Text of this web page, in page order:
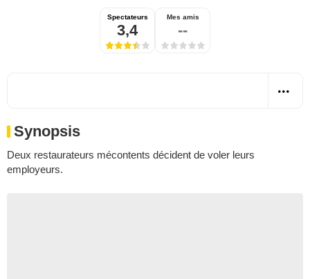
Spectateurs
3,4
Mes amis
--
Synopsis
Deux restaurateurs mécontents décident de voler leurs
employeurs.